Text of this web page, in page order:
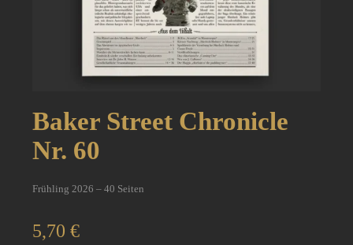
Baker Street Chronicle
Nr. 60
Frühling 2026 – 40 Seiten
5,70 €